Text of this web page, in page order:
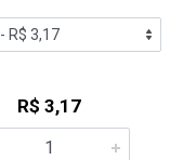
R$ 3,17